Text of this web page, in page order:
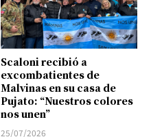
Scaloni recibió a
excombatientes de
Malvinas en su casa de
Pujato: “Nuestros colores
nos unen”
25/07/2026